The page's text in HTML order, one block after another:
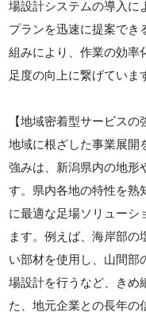
場設計システムの導入に
プランを迅速に提案でき
組みにより、作業の効率
足度の向上に繋げていま
【地域密着型サービスの
地域に根ざした事業展開
強みは、新潟県内の地形
す。県内各地の特性を熟
に最適な足場ソリューシ
ます。例えば、海岸部の
い部材を使用し、山間部
場設計を行うなど、きめ
た、地元企業との長年の